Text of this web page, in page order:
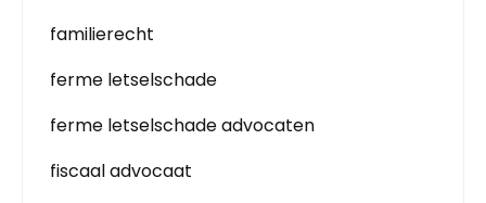
familierecht
ferme letselschade
ferme letselschade advocaten
fiscaal advocaat